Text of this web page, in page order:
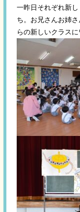
一昨日それぞれ新
ち。お兄さんお姉
らの新しいクラス